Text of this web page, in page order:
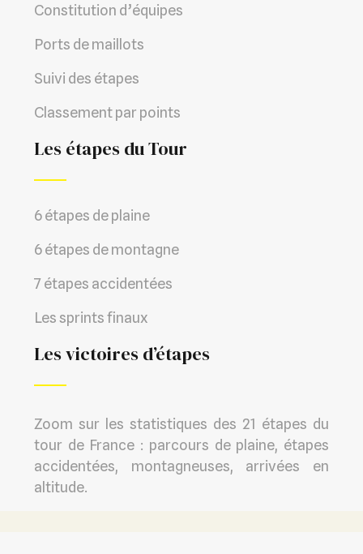
Constitution d’équipes
Ports de maillots
Suivi des étapes
Classement par points
Les étapes du Tour
6 étapes de plaine
6 étapes de montagne
7 étapes accidentées
Les sprints finaux
Les victoires d’étapes
Zoom sur les statistiques des 21 étapes du
tour de France : parcours de plaine, étapes
accidentées, montagneuses, arrivées en
altitude.